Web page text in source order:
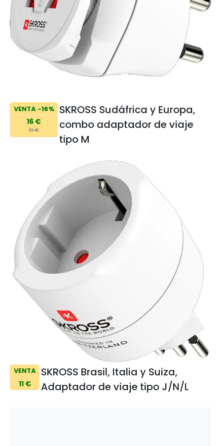
VENTA -16%
16 €
19 €
SKROSS Sudáfrica y Europa,
combo adaptador de viaje
tipo M
VENTA
11 €
SKROSS Brasil, Italia y Suiza,
Adaptador de viaje tipo J/N/L